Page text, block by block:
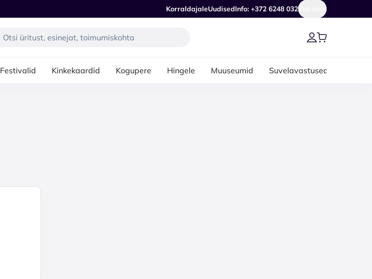
KorraldajaleUudisedInfo: +372 6248 032Vali riik
Festivalid Kinkekaardid Kogupere Hingele Muuseumid Suvelavastused